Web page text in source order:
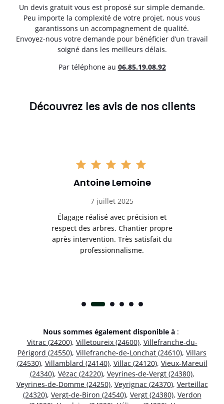
Un devis gratuit vous est proposé sur simple demande.
Peu importe la complexité de votre projet, nous vous
garantissons un accompagnement de qualité.
Envoyez-nous votre demande pour bénéficier d’un travail
soigné dans les meilleurs délais.
Par téléphone au 06.85.19.08.92
Découvrez les avis de nos clients
Antoine Lemoine
7 juillet 2025
Élagage réalisé avec précision et
respect des arbres. Chantier propre
après intervention. Très satisfait du
professionnalisme.
Nous sommes également disponible à :
Vitrac (24200), Villetoureix (24600), Villefranche-du-
Périgord (24550), Villefranche-de-Lonchat (24610), Villars
(24530), Villamblard (24140), Villac (24120), Vieux-Mareuil
(24340), Vézac (24220), Veyrines-de-Vergt (24380),
Veyrines-de-Domme (24250), Veyrignac (24370), Verteillac
(24320), Vergt-de-Biron (24540), Vergt (24380), Verdon